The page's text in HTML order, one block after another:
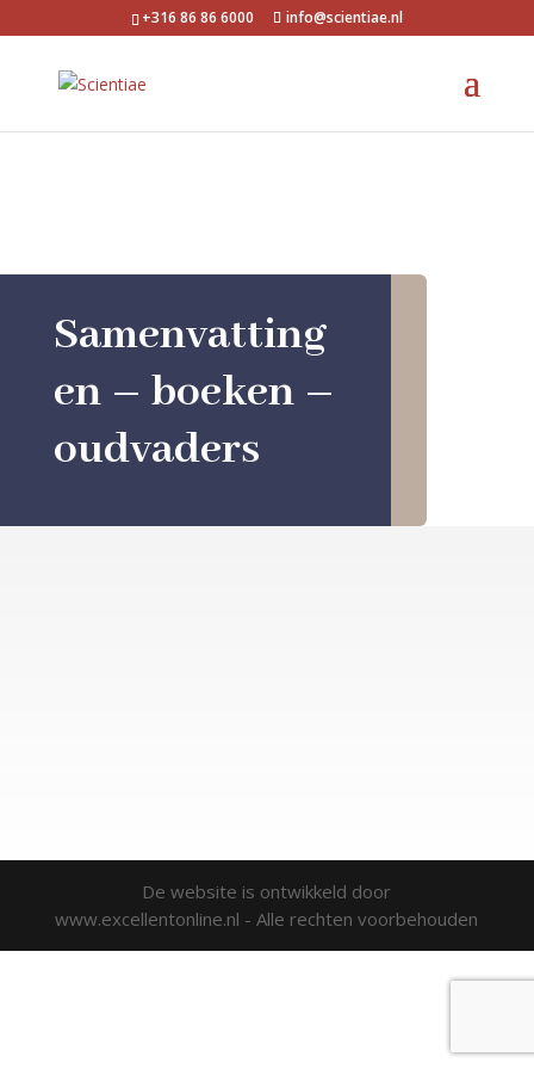
+316 86 86 6000 info@scientiae.nl
Samenvatting
en – boeken –
oudvaders
De website is ontwikkeld door
www.excellentonline.nl - Alle rechten voorbehouden